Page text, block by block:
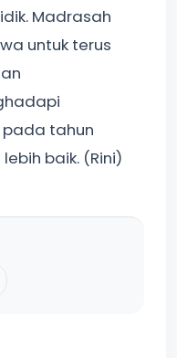
Madrasah
untuk terus
tahun
baik. (Rini)